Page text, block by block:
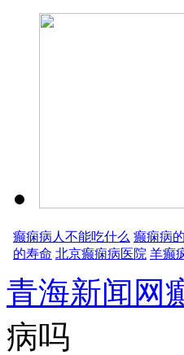
癫痫病人不能吃什么 癫痫病
的寿命 北京癫痫病医院 羊癫
青海新闻网
病吗